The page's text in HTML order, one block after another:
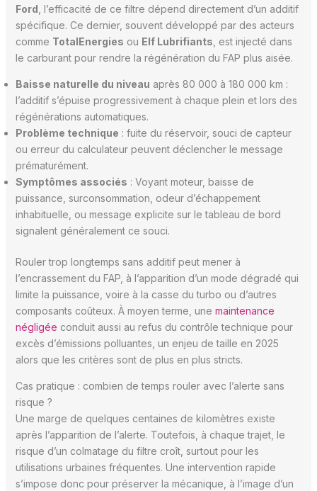
Ford , l’efficacité de ce filtre dépend directement d’un additif
spécifique. Ce dernier, souvent développé par des acteurs
comme TotalEnergies ou Elf Lubrifiants , est injecté dans
le carburant pour rendre la régénération du FAP plus aisée.
Baisse naturelle du niveau après 80 000 à 180 000 km :
l’additif s’épuise progressivement à chaque plein et lors des
régénérations automatiques.
Problème technique : fuite du réservoir, souci de capteur
ou erreur du calculateur peuvent déclencher le message
prématurément.
Symptômes associés : Voyant moteur, baisse de
puissance, surconsommation, odeur d’échappement
inhabituelle, ou message explicite sur le tableau de bord
signalent généralement ce souci.
Rouler trop longtemps sans additif peut mener à
l’encrassement du FAP, à l’apparition d’un mode dégradé qui
limite la puissance, voire à la casse du turbo ou d’autres
composants coûteux. À moyen terme, une maintenance
négligée conduit aussi au refus du contrôle technique pour
excès d’émissions polluantes, un enjeu de taille en 2025
alors que les critères sont de plus en plus stricts.
Cas pratique : combien de temps rouler avec l’alerte sans
risque ?
Une marge de quelques centaines de kilomètres existe
après l’apparition de l’alerte. Toutefois, à chaque trajet, le
risque d’un colmatage du filtre croît, surtout pour les
utilisations urbaines fréquentes. Une intervention rapide
s’impose donc pour préserver la mécanique, à l’image d’un